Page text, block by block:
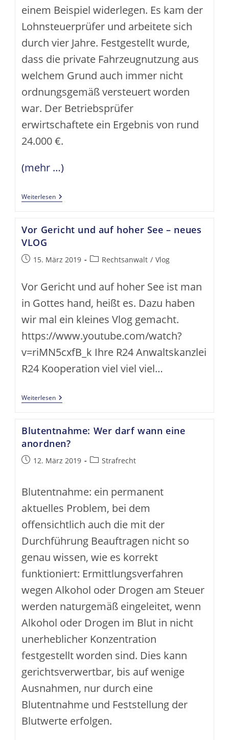
einem Beispiel widerlegen. Es kam der
Lohnsteuerprüfer und arbeitete sich
durch vier Jahre. Festgestellt wurde,
dass die private Fahrzeugnutzung aus
welchem Grund auch immer nicht
ordnungsgemäß versteuert worden
war. Der Betriebsprüfer
erwirtschaftete ein Ergebnis von rund
24.000 €.
(mehr …)
WeiterlesenBetriebsprüfung:
Traue
Vor Gericht und auf hoher See – neues
VLOG
Beitrag15. März 2019
Beitrags-
Rechtsanwalt / Vlog
Vor Gericht und auf hoher See ist man
in Gottes hand, heißt es. Dazu haben
wir mal ein kleines Vlog gemacht.
https://www.youtube.com/watch?
v=riMN5cxfB_k Ihre R24 Anwaltskanzlei
R24 Kooperation viel viel viel…
WeiterlesenVor
Gericht
Hoher
See
–
VLOG
Blutentnahme: Wer darf wann eine
anordnen?
Beitrag12. März 2019
Beitrags-
Strafrecht
Blutentnahme: ein permanent
aktuelles Problem, bei dem
offensichtlich auch die mit der
Durchführung Beauftragen nicht so
genau wissen, wie es korrekt
funktioniert: Ermittlungsverfahren
wegen Alkohol oder Drogen am Steuer
werden naturgemäß eingeleitet, wenn
Alkohol oder Drogen im Blut in nicht
unerheblicher Konzentration
festgestellt worden sind. Dies kann
gerichtsverwertbar, bis auf wenige
Ausnahmen, nur durch eine
Blutentnahme und Feststellung der
Blutwerte erfolgen.